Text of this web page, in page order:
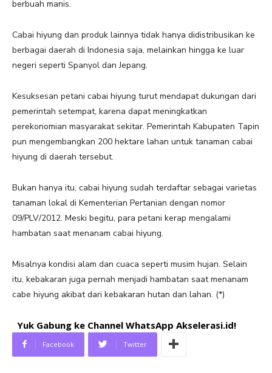
berbuah manis.
Cabai hiyung dan produk lainnya tidak hanya didistribusikan ke
berbagai daerah di Indonesia saja, melainkan hingga ke luar
negeri seperti Spanyol dan Jepang.
Kesuksesan petani cabai hiyung turut mendapat dukungan dari
pemerintah setempat, karena dapat meningkatkan
perekonomian masyarakat sekitar. Pemerintah Kabupaten Tapin
pun mengembangkan 200 hektare lahan untuk tanaman cabai
hiyung di daerah tersebut.
Bukan hanya itu, cabai hiyung sudah terdaftar sebagai varietas
tanaman lokal di Kementerian Pertanian dengan nomor
09/PLV/2012. Meski begitu, para petani kerap mengalami
hambatan saat menanam cabai hiyung.
Misalnya kondisi alam dan cuaca seperti musim hujan. Selain
itu, kebakaran juga pernah menjadi hambatan saat menanam
cabe hiyung akibat dari kebakaran hutan dan lahan. (*)
Yuk Gabung ke Channel WhatsApp Akselerasi.id!
Facebook Twitter